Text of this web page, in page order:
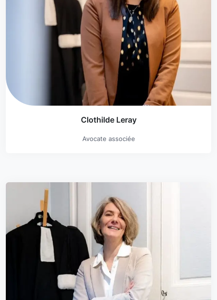
Clothilde Leray
Avocate associée